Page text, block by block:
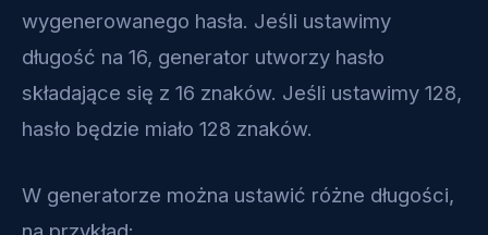
wygenerowanego hasła. Jeśli ustawimy
długość na 16, generator utworzy hasło
składające się z 16 znaków. Jeśli ustawimy 128,
hasło będzie miało 128 znaków.
W generatorze można ustawić różne długości,